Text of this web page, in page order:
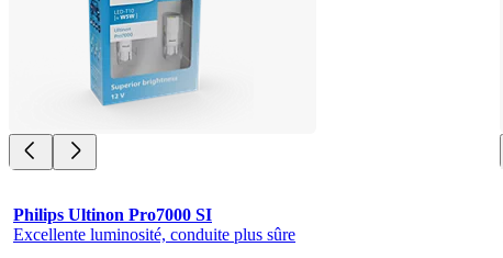
Philips Ultinon Pro7000 SI
Excellente luminosité, conduite plus sûre